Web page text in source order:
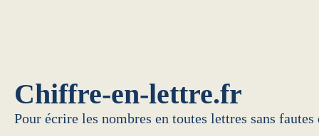
Chiffre-en-lettre.fr
Pour écrire les nombres en toutes lettres sans